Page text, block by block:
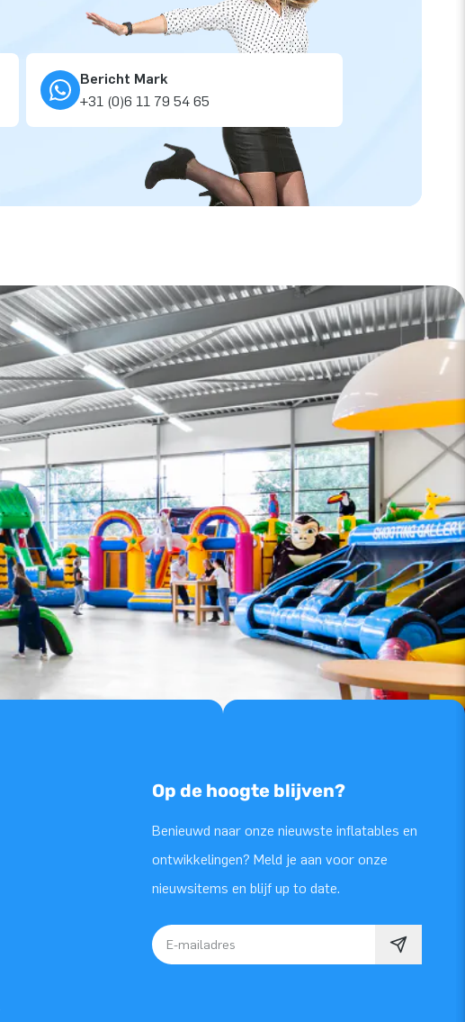
Bericht Mark
+31 (0)6 11 79 54 65
Op de hoogte blijven?
Benieuwd naar onze nieuwste inflatables en
ontwikkelingen? Meld je aan voor onze
nieuwsitems en blijf up to date.
E-mailadres